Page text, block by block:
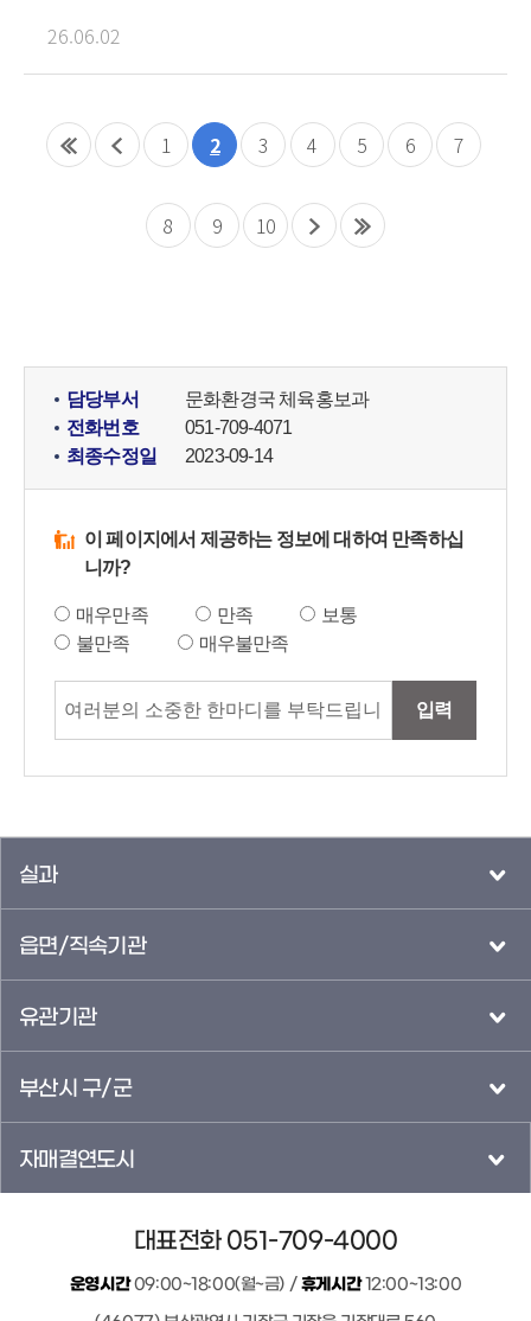
26.06.02
1 2 3 4 5 6 7
8 9 10
담당부서
문화환경국 체육홍보과
전화번호
051-709-4071
최종수정일
2023-09-14
이 페이지에서 제공하는 정보에 대하여 만족하십
니까?
매우만족 만족
보통
불만족
매우불만족
입력
실과
읍면/직속기관
유관기관
부산시 구/군
자매결연도시
대표전화 051-709-4000
운영시간09:00~18:00(월~금) /휴게시간12:00~13:00